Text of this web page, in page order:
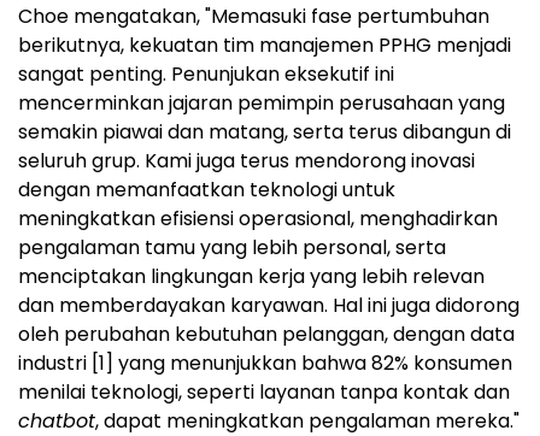
Choe mengatakan, "Memasuki fase pertumbuhan
berikutnya, kekuatan tim manajemen PPHG menjadi
sangat penting. Penunjukan eksekutif ini
mencerminkan jajaran pemimpin perusahaan yang
semakin piawai dan matang, serta terus dibangun di
seluruh grup. Kami juga terus mendorong inovasi
dengan memanfaatkan teknologi untuk
meningkatkan efisiensi operasional, menghadirkan
pengalaman tamu yang lebih personal, serta
menciptakan lingkungan kerja yang lebih relevan
dan memberdayakan karyawan. Hal ini juga didorong
oleh perubahan kebutuhan pelanggan, dengan data
industri [1] yang menunjukkan bahwa 82% konsumen
menilai teknologi, seperti layanan tanpa kontak dan
chatbot, dapat meningkatkan pengalaman mereka."